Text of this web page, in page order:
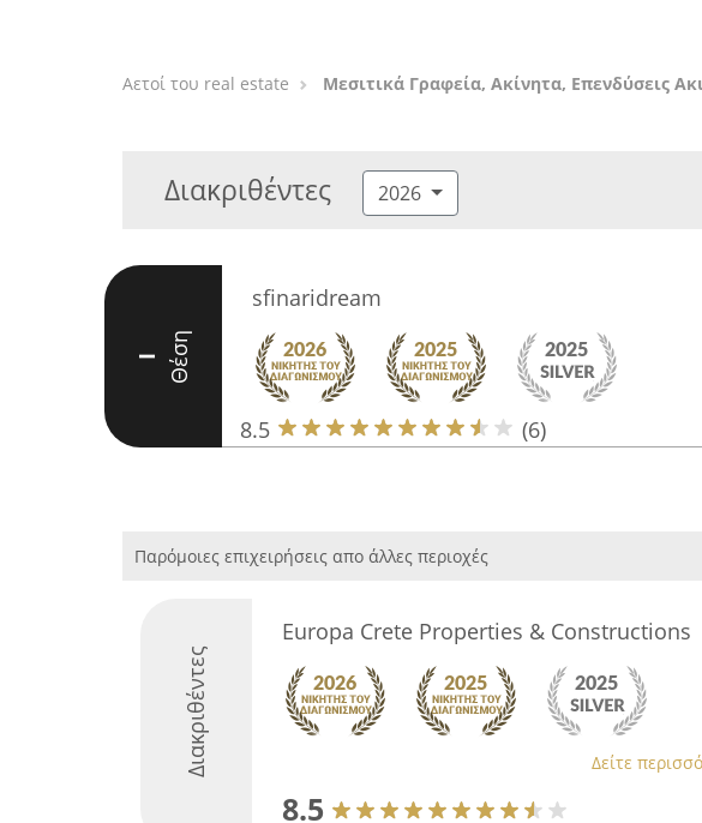
Αετοί του real estate Μεσιτικά Γραφεία, Ακίνητα, Επενδύσεις
Διακριθέντες 2026
I Θέση
sfinaridream
8.5 (6)
Παρόμοιες επιχειρήσεις απο άλλες περιοχές
Διακριθέντες
Europa Crete Properties & Constructions
Δείτε
8.5